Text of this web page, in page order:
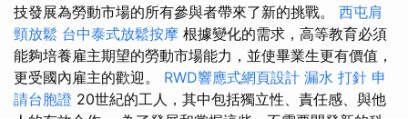
技發展為勞動市場的所有參與者帶來了新的挑戰。 西屯肩
頸放鬆 台中泰式放鬆按摩 根據變化的需求，高等教育必須
能夠培養雇主期望的勞動市場能力，並使畢業生更有價值，
更受國內雇主的歡迎。 RWD響應式網頁設計 漏水 打針 申
請台胞證 20世紀的工人，其中包括獨立性、責任感、與他